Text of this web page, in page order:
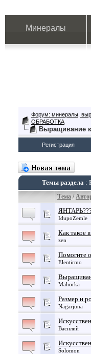
Минералы
Форум: минералы,
ОБРАБОТКА
Выращивание
Регистрация
Темы раздела :
Тема /
IdupoZemle
Как такое
zen
Помогите
Elentirmo
Mahorka
Размер и
Nagarjuna
Василий
Solomon